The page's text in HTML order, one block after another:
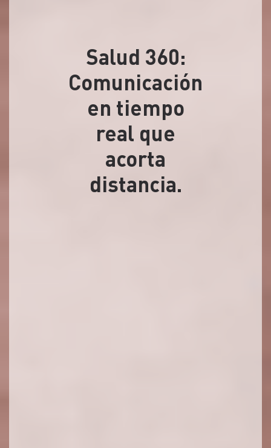
Salud 360:
Comunicación
en tiempo
real que
acorta
distancia.